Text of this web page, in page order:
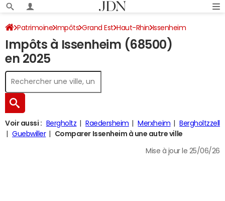
Patrimoine Impôts Grand Est Haut-Rhin Issenheim
Impôt sur le revenu
Impôts à Issenheim (68500)
en 2025
Voir aussi : Bergholtz Raedersheim Merxheim
Bergholtzzell
Guebwiller
Comparer Issenheim à une autre ville
Mise à jour le 25/06/26